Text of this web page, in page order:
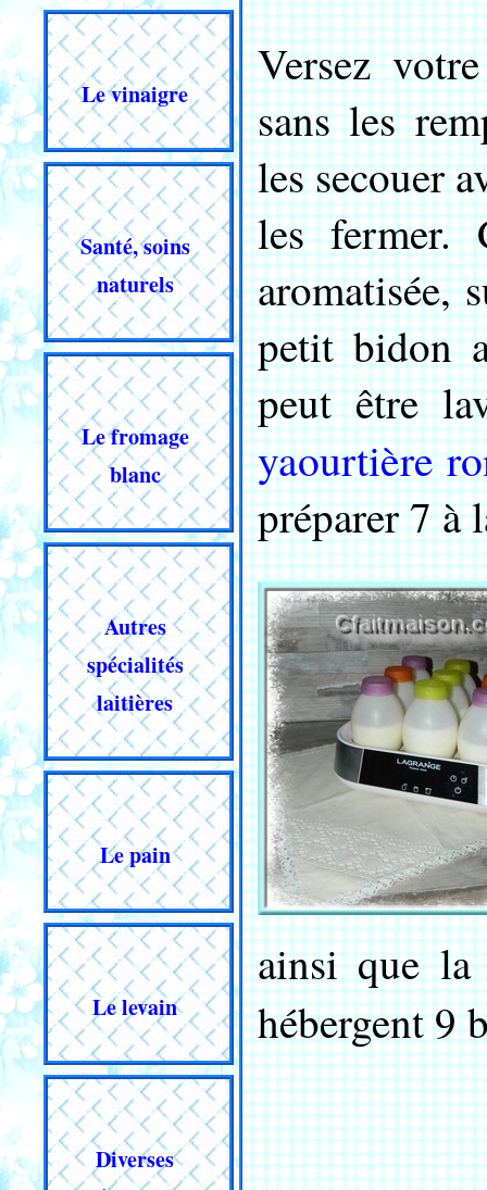
Le vinaigre
Santé, soins
naturels
Le fromage
blanc
Autres
spécialités
laitières
Le pain
Le levain
Diverses
Versez
sans les
les secouer
les fermer.
aromatisée,
petit bidon
peut être
yaourtière
préparer 7 à
ainsi que
hébergent 9